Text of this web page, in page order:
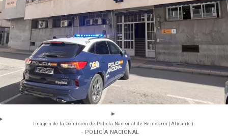
Imagen de la Comisión de Policía Nacional de Benidorm (Alicante).
- POLICÍA NACIONAL